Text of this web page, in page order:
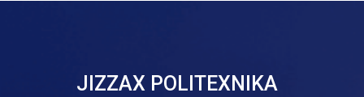
JIZZAX POLITEXNIKA